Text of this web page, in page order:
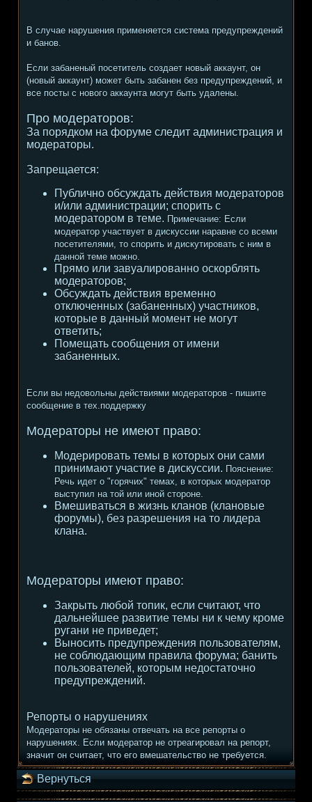
В случае нарушения применяется система предупреждений
и банов.
Если забаненый посетитель создает новый аккаунт, он
(новый аккаунт) может быть забанен без предупреждений, и
все посты с нового аккаунта могут быть удалены.
Про модераторов:
За порядком на форуме следит администрация и
модераторы.
Запрещается:
Публично обсуждать действия модераторов
и/или администрации; спорить с
модератором в теме. Примечание: Если
модератор участвует в дискуссии наравне со всеми
посетителями, то спорить и дискутировать с ним в
данной теме можно.
Прямо или завуалированно оскорблять
модераторов;
Обсуждать действия временно
отключенных (забаненных) участников,
которые в данный момент не могут
ответить;
Помещать сообщения от имени
забаненных.
Если вы недовольны действиями модераторов - пишите
сообщение в тех.поддержку
Модераторы не имеют право:
Модерировать темы в которых они сами
принимают участие в дискуссии. Пояснение:
Речь идет о "горячих" темах, в которых модератор
выступил на той или иной стороне.
Вмешиваться в жизнь кланов (клановые
форумы), без разрешения на то лидера
клана.
Модераторы имеют право:
Закрыть любой топик, если считают, что
дальнейшее развитие темы ни к чему кроме
ругани не приведет;
Выносить предупреждения пользователям,
не соблюдающим правила форума; банить
пользователей, которым недостаточно
предупреждений.
Репорты о нарушениях
Модераторы не обязаны отвечать на все репорты о
нарушениях. Если модератор не отреагировал на репорт,
значит он считает, что его вмешательство не требуется.
Вернуться